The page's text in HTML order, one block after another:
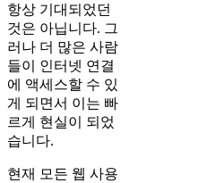
항상 기대되었던
것은 아닙니다. 그
러나 더 많은 사람
들이 인터넷 연결
에 액세스할 수 있
게 되면서 이는 빠
르게 현실이 되었
습니다.
현재 모든 웹 사용